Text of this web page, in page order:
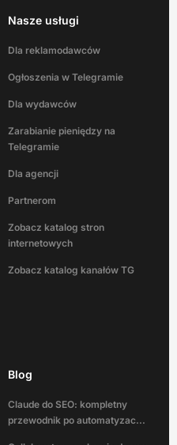
Nasze usługi
Dla reklamodawców
Ogłoszenia w Telegramie
Dla wydawców
Zarabianie pieniędzy na
Telegramie
Dla agencji
Partnerom
Zobacz katalog stron
internetowych
Zobacz katalog kanałów TG
Blog
Claude do SEO: kompletny
przewodnik po automatyzac...